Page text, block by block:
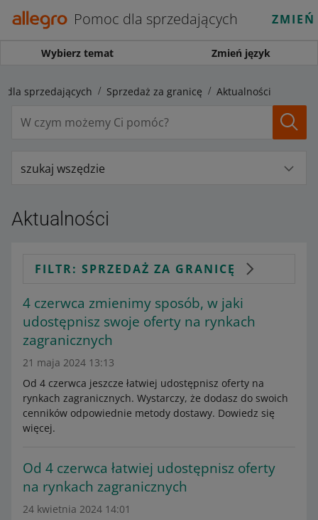
Pomoc dla sprzedających
Wybierz temat Zmień język
dla sprzedających Sprzedaż za granicę Aktualności
szukaj wszędzie
Aktualności
FILTR: SPRZEDAŻ ZA GRANICĘ
4 czerwca zmienimy sposób, w jaki
udostępnisz swoje oferty na rynkach
zagranicznych
21 maja 2024 13:13
Od 4 czerwca jeszcze łatwiej udostępnisz oferty na
rynkach zagranicznych. Wystarczy, że dodasz do swoich
cenników odpowiednie metody dostawy. Dowiedz się
więcej.
Od 4 czerwca łatwiej udostępnisz oferty
na rynkach zagranicznych
24 kwietnia 2024 14:01